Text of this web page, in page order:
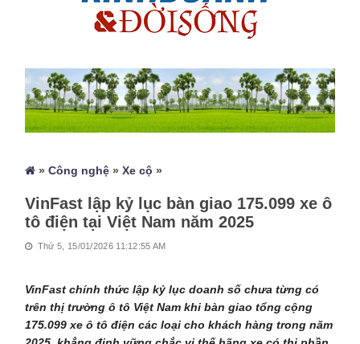
»Công nghệ »Xe cộ »
VinFast lập kỷ lục bàn giao 175.099 xe ô
tô điện tại Việt Nam năm 2025
Thứ 5, 15/01/2026 11:12:55 AM
VinFast chính thức lập kỷ lục doanh số chưa từng có
trên thị trường ô tô Việt Nam khi bàn giao tổng cộng
175.099 xe ô tô điện các loại cho khách hàng trong năm